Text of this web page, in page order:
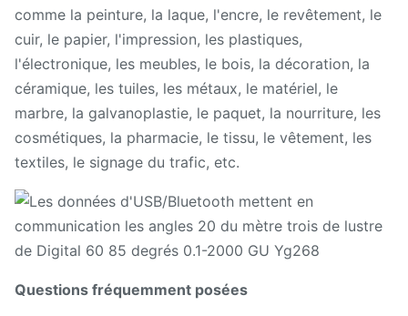
comme la peinture, la laque, l'encre, le revêtement, le
cuir, le papier, l'impression, les plastiques,
l'électronique, les meubles, le bois, la décoration, la
céramique, les tuiles, les métaux, le matériel, le
marbre, la galvanoplastie, le paquet, la nourriture, les
cosmétiques, la pharmacie, le tissu, le vêtement, les
textiles, le signage du trafic, etc.
Questions fréquemment posées